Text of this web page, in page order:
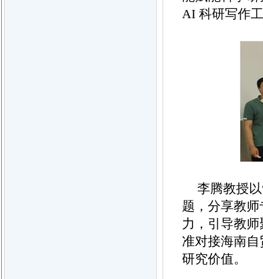
AI 科研写作
李腾教授
题，分享教
力，引导教
准对接海南
研究价值。